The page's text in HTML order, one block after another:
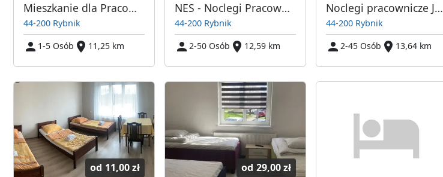
Mieszkanie dla Pracowników Rybnik
44-200 Rybnik
1-5 Osób
11,25 km
NES - Noclegi Pracownicze
44-200 Rybnik
2-50 Osób
12,59 km
Noclegi pracownicze Jarsen Rybnik
44-200 Rybnik
2-45 Osób
13,64 km
od 11,00 zł od 29,00 zł